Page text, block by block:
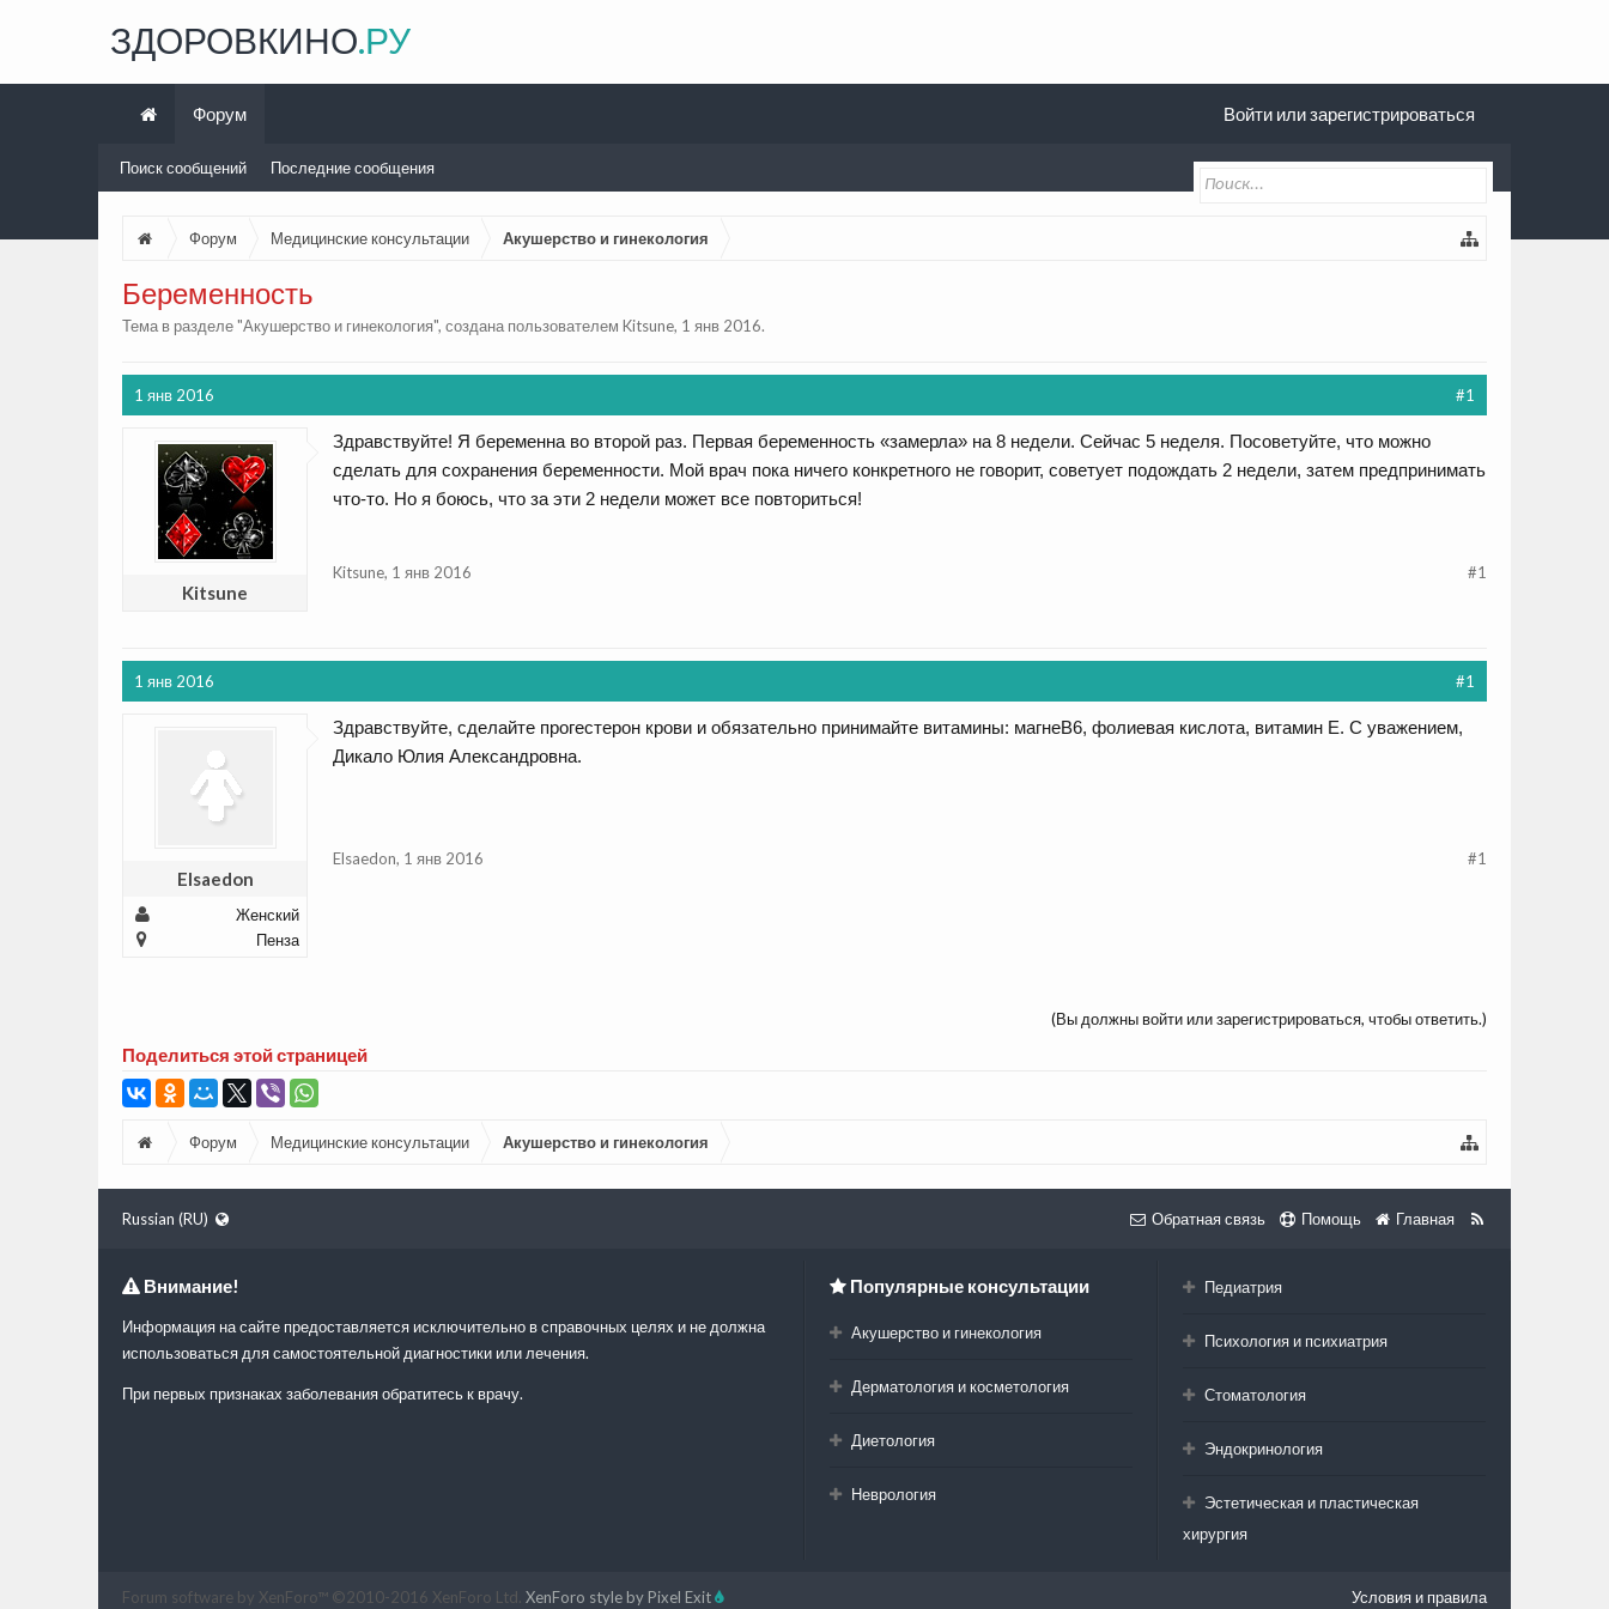
Форум Медицинские консультации Акушерство и гинекология
Беременность
Тема в разделе "Акушерство и гинекология", создана пользователем Kitsune, 1 янв 2016.
1 янв 2016 #1
Kitsune
Здравствуйте! Я беременна во второй раз. Первая беременность «замерла» на 8 недели. Сейчас 5 неделя. Посоветуйте, что можно
сделать для сохранения беременности. Мой врач пока ничего конкретного не говорит, советует подождать 2 недели, затем предпринимать
что-то. Но я боюсь, что за эти 2 недели может все повториться!
Kitsune, 1 янв 2016 #1
1 янв 2016 #1
Elsaedon
Женский
Пенза
Здравствуйте, сделайте прогестерон крови и обязательно принимайте витамины: магнеВ6, фолиевая кислота, витамин Е. С уважением,
Дикало Юлия Александровна.
Elsaedon, 1 янв 2016 #1
(Вы должны войти или зарегистрироваться, чтобы ответить.)
Поделиться этой страницей
Форум Медицинские консультации Акушерство и гинекология
ЗДОРОВКИНО.РУ
Форум
Поиск сообщений Последние сообщения
Войти или зарегистрироваться
Russian (RU) Обратная связь Помощь Главная
Внимание!
Информация на сайте предоставляется исключительно в справочных целях и не должна
использоваться для самостоятельной диагностики или лечения.
При первых признаках заболевания обратитесь к врачу.
Популярные консультации
Акушерство и гинекология
Дерматология и косметология
Диетология
Неврология
Педиатрия
Психология и психиатрия
Стоматология
Эндокринология
Эстетическая и пластическая
хирургия
Условия и правила
Forum software by XenForo™ ©2010-2016 XenForo Ltd. XenForo style by Pixel Exit